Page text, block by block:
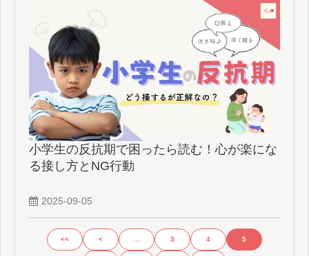
小学生の反抗期で困ったら読む！心が楽にな
る接し方とNG行動
2025-09-05
<< < 3 4 5